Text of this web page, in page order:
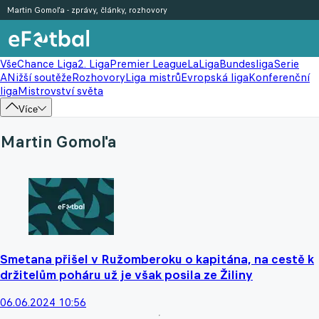
VšeChance Liga2. LigaPremier LeagueLaLigaBundesligaSerie
ANižší soutěžeRozhovoryLiga mistrůEvropská ligaKonferenční
ligaMistrovství světa
Více
Martin Gomoľa - zprávy, články, rozhovory
Martin Gomoľa
Smetana přišel v Ružomberoku o kapitána, na cestě k
držitelům poháru už je však posila ze Žiliny
06.06.2024 10:56